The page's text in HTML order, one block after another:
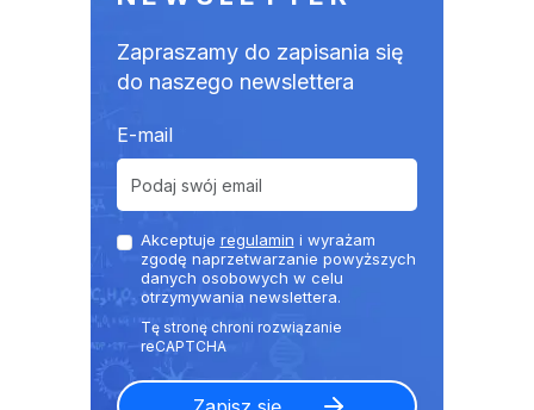
Zapraszamy do zapisania się
do naszego newslettera
E-mail
Akceptuje regulamin i wyrażam
zgodę naprzetwarzanie powyższych
danych osobowych w celu
otrzymywania newslettera.